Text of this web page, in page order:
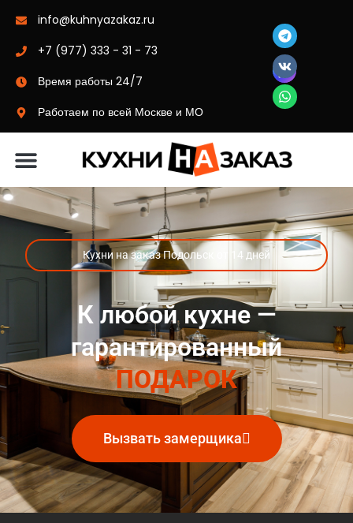
info@kuhnyazakaz.ru
+7 (977) 333 - 31 - 73
Время работы 24/7
Работаем по всей Москве и МО
Кухни на заказ Подольск от 14 дней
К любой кухне —
гарантированный
ПОДАРОК
Вызвать замерщика